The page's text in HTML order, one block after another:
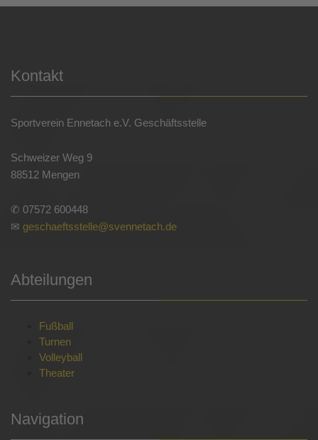
Kontakt
Sportverein Ennetach e.V. Geschäftsstelle
Schweizer Weg 9
88512 Mengen
✆ 07572 600448
✉ geschaeftsstelle@svennetach.de
Abteilungen
Fußball
Turnen
Volleyball
Theater
Navigation